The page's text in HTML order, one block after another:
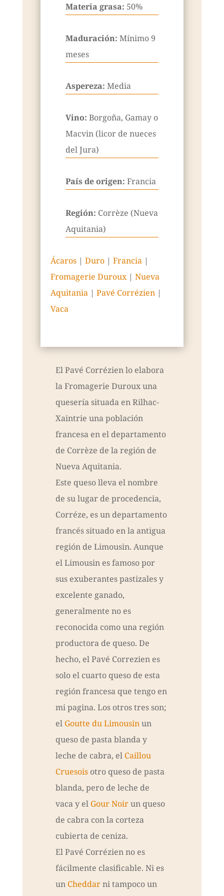
Materia grasa: 50%
Maduración: Mínimo 9
meses
Aspereza: Media
Vino: Borgoña, Gamay o
Macvin (licor de nueces
del Jura)
País de origen: Francia
Región: Corrèze (Nueva
Aquitania)
Ácaros| Duro| Francia|
Fromagerie Duroux| Nueva
Aquitania| Pavé Corrézien|
Vaca
El Pavé Corrézien lo elabora
la Fromagerie Duroux una
quesería situada en Rilhac-
Xaintrie una población
francesa en el departamento
de Corrèze de la región de
Nueva Aquitania.
Este queso lleva el nombre
de su lugar de procedencia,
Corréze, es un departamento
francés situado en la antigua
región de Limousin. Aunque
el Limousin es famoso por
sus exuberantes pastizales y
excelente ganado,
generalmente no es
reconocida como una región
productora de queso. De
hecho, el Pavé Correzien es
solo el cuarto queso de esta
región francesa que tengo en
mi pagina. Los otros tres son;
el Goutte du Limousinun
queso de pasta blanda y
leche de cabra, el Caillou
Cruesoisotro queso de pasta
blanda, pero de leche de
vaca y el Gour Noirun queso
de cabra con la corteza
cubierta de ceniza.
El Pavé Corrézien no es
fácilmente clasificable. Ni es
un Cheddarni tampoco un